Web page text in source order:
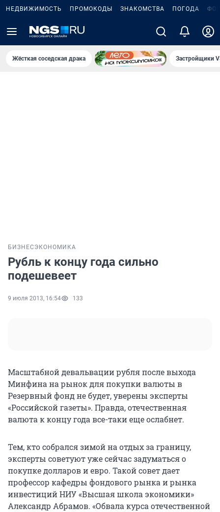
НЕДВИЖИМОСТЬ ПРОМОКОДЫ ЗНАКОМСТВА ПОГОДА
Жёсткая соседская драка Застройщики
БИЗНЕС ЭКОНОМИКА
Рубль к концу года сильно
подешевеет
9 июля 2013, 16:54 133
Масштабной девальвации рубля после выхода
Минфина на рынок для покупки валюты в
Резервный фонд не будет, уверены эксперты
«Российской газеты». Правда, отечественная
валюта к концу года все-таки еще ослабнет.
Тем, кто собрался зимой на отдых за границу,
эксперты советуют уже сейчас задуматься о
покупке долларов и евро. Такой совет дает
профессор кафедры фондового рынка и рынка
инвестиций НИУ «Высшая школа экономики»
Александр Абрамов. «Обвала курса отечественной